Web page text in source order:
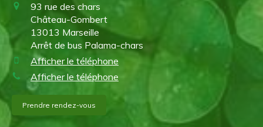
93 rue des chars
Château-Gombert
13013 Marseille
Arrêt de bus Palama-chars
Afficher le téléphone
Afficher le téléphone
Prendre rendez-vous